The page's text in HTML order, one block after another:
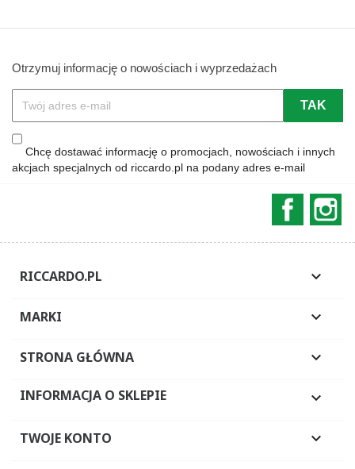
Otrzymuj informację o nowościach i wyprzedażach
Chcę dostawać informację o promocjach, nowościach i innych
akcjach specjalnych od riccardo.pl na podany adres e-mail
RICCARDO.PL 
MARKI 
STRONA GŁÓWNA 
INFORMACJA O SKLEPIE 
TWOJE KONTO 